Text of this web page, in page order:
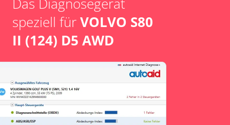
speziell fürVOLVO S80
II (124) D5 AWD